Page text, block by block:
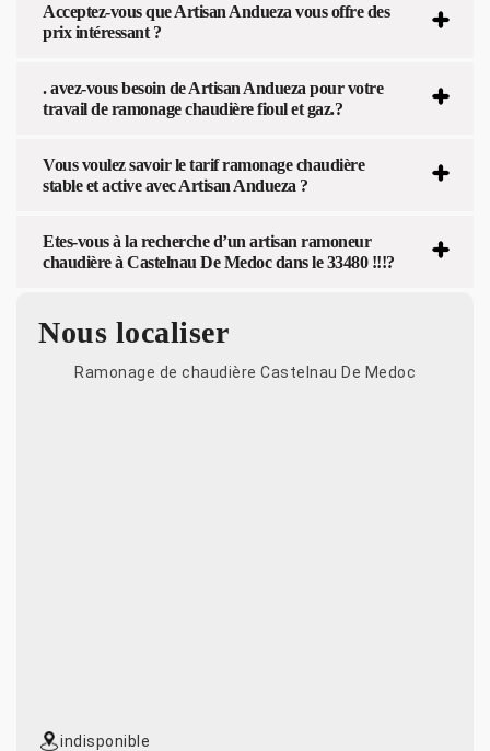
Acceptez-vous que Artisan Andueza vous offre des
prix intéressant ?
. avez-vous besoin de Artisan Andueza pour votre
travail de ramonage chaudière fioul et gaz.?
Vous voulez savoir le tarif ramonage chaudière
stable et active avec Artisan Andueza ?
Etes-vous à la recherche d’un artisan ramoneur
chaudière à Castelnau De Medoc dans le 33480 !!!?
Nous localiser
Ramonage de chaudière Castelnau De Medoc
indisponible